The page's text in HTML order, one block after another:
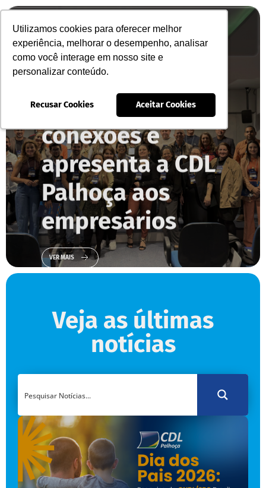
Utilizamos cookies para oferecer melhor
experiência, melhorar o desempenho, analisar
como você interage em nosso site e
personalizar conteúdo.
Recusar Cookies Aceitar Cookies
Utilizamos cookies para oferecer melhor
experiência, melhorar o desempenho, analisar
como você interage em nosso site e
personalizar conteúdo.
Recusar Cookies Aceitar Cookies
Associe-se SISPC
HappyHour de
Novos
Associados
fortalece
conexões e
apresenta a CDL
Palhoça aos
empresários
VER MAIS
Veja as últimas
notícias